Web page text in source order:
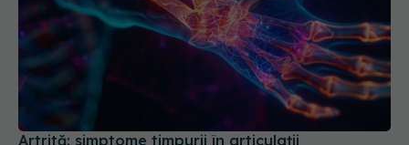
Artrită: simptome timpurii în articulații